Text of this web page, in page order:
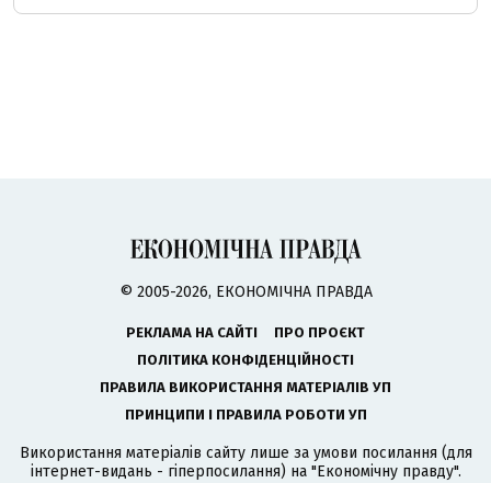
© 2005-2026, ЕКОНОМІЧНА ПРАВДА
РЕКЛАМА НА САЙТІ
ПРО ПРОЄКТ
ПОЛІТИКА КОНФІДЕНЦІЙНОСТІ
ПРАВИЛА ВИКОРИСТАННЯ МАТЕРІАЛІВ УП
ПРИНЦИПИ І ПРАВИЛА РОБОТИ УП
Використання матеріалів сайту лише за умови посилання (для
інтернет-видань - гіперпосилання) на "Економічну правду".